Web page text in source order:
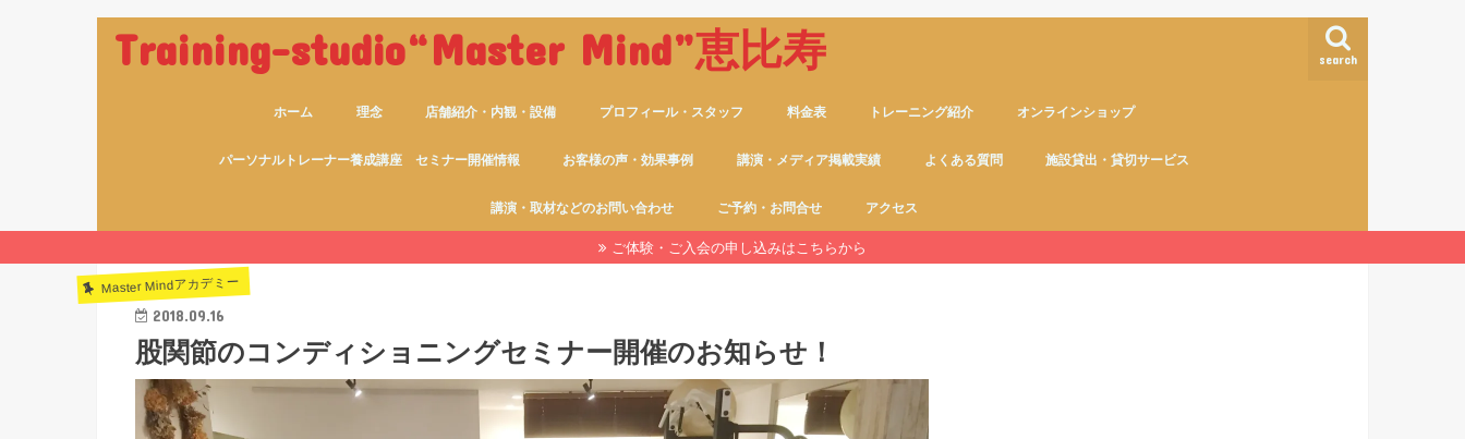
Training-studio“Master Mind”恵比寿 search
ホーム 理念 店舗紹介・内観・設備 プロフィール・スタッフ 料金表 トレーニング紹介 オンラインショップ
パーソナルトレーナー養成講座 セミナー開催情報 お客様の声・効果事例 講演・メディア掲載実績 よくある質問 施設貸出・貸切サービス
講演・取材などのお問い合わせ ご予約・お問合せ アクセス
ご体験・ご入会の申し込みはこちらから
Master Mindアカデミー
2018.09.16
股関節のコンディショニングセミナー開催のお知らせ！